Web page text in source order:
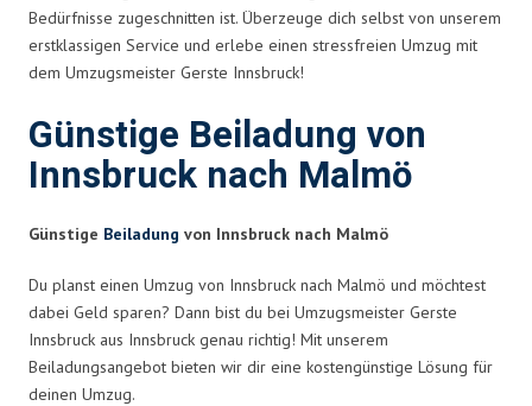
Bedürfnisse zugeschnitten ist. Überzeuge dich selbst von unserem
erstklassigen Service und erlebe einen stressfreien Umzug mit
dem Umzugsmeister Gerste Innsbruck!
Günstige Beiladung von
Innsbruck nach Malmö
Günstige Beiladung von Innsbruck nach Malmö
Du planst einen Umzug von Innsbruck nach Malmö und möchtest
dabei Geld sparen? Dann bist du bei Umzugsmeister Gerste
Innsbruck aus Innsbruck genau richtig! Mit unserem
Beiladungsangebot bieten wir dir eine kostengünstige Lösung für
deinen Umzug.